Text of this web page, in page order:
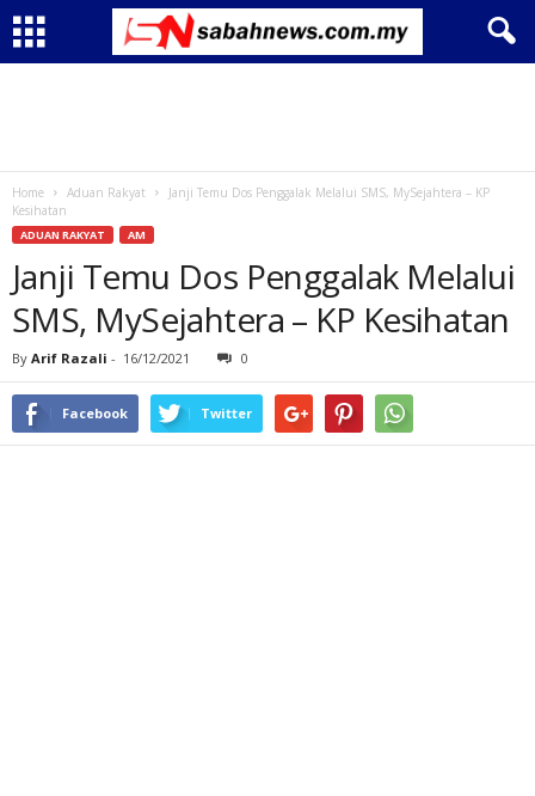
Home Aduan Rakyat
Janji Temu Dos Penggalak Melalui SMS, MySejahtera – KP
Kesihatan
ADUAN RAKYAT AM
Janji Temu Dos Penggalak Melalui
SMS, MySejahtera – KP Kesihatan
By Arif Razali - 16/12/2021 0
Facebook Twitter